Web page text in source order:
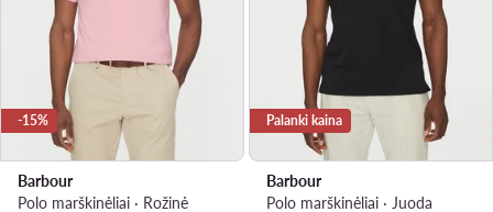
-15%
Barbour
Polo marškinėliai · Rožinė
Palanki kaina
Barbour
Polo marškinėliai · Juoda